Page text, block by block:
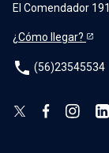
El Comendador
¿Cómo llegar?
phone (56)23545534